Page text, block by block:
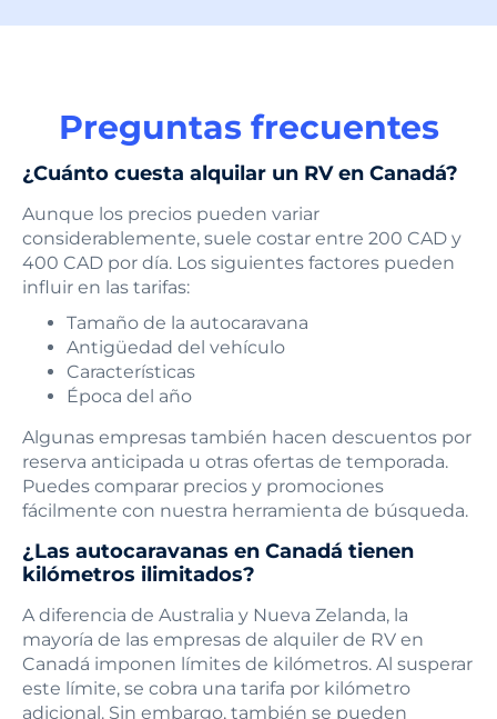
Preguntas frecuentes
¿Cuánto cuesta alquilar un RV en Canadá?
Aunque los precios pueden variar
considerablemente, suele costar entre 200 CAD y
400 CAD por día. Los siguientes factores pueden
influir en las tarifas:
Tamaño de la autocaravana
Antigüedad del vehículo
Características
Época del año
Algunas empresas también hacen descuentos por
reserva anticipada u otras ofertas de temporada.
Puedes comparar precios y promociones
fácilmente con nuestra herramienta de búsqueda.
¿Las autocaravanas en Canadá tienen
kilómetros ilimitados?
A diferencia de Australia y Nueva Zelanda, la
mayoría de las empresas de alquiler de RV en
Canadá imponen límites de kilómetros. Al susperar
este límite, se cobra una tarifa por kilómetro
adicional. Sin embargo, también se pueden